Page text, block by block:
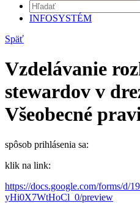
INFOSYSTÉM
Späť
Vzdelávanie
stewardov v
Všeobecné
spôsob prihlásenia sa:
klik na link:
https://docs.google.com/forms/
yHi0X7WtHoCl_0/preview